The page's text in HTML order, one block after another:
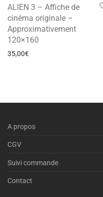
ALIEN 3 – Affiche de
cinéma originale –
Approximativement
120×160
35,00€
A propos
CGV
Suivi commande
Contact